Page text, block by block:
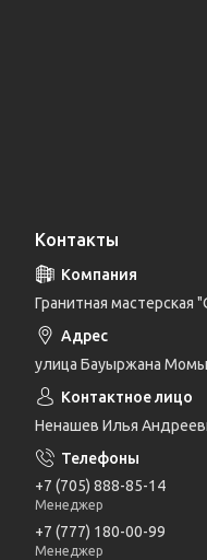
Контакты
Гранитная мастерская
улица Бауыржана
Ненашев Илья
+7 (705) 888-85-14
Менеджер
+7 (777) 180-00-99
Менеджер